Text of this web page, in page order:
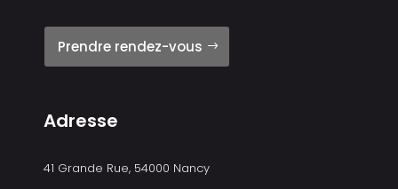
Prendre rendez-vous
Adresse
41 Grande Rue, 54000 Nancy